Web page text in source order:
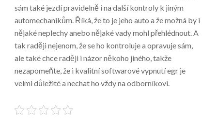
sám také jezdí pravidelně i na další kontroly k jiným
automechanikům. Říká, že to je jeho auto a že možná by i
nějaké neplechy anebo nějaké vady mohl přehlédnout. A
tak raději nejenom, že se ho kontroluje a opravuje sám,
ale také chce raději i názor někoho jiného, takže
nezapomeňte, že i kvalitní softwarové vypnutí egr je
velmi důležité a nechat ho vždy na odborníkovi.